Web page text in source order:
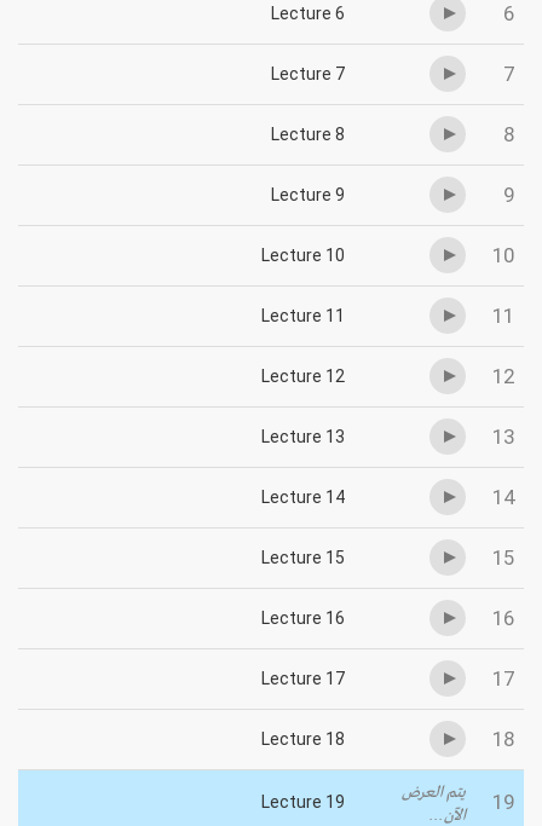
6
Lecture 6
7
Lecture 7
8
Lecture 8
9
Lecture 9
10
Lecture 10
11
Lecture 11
12
Lecture 12
13
Lecture 13
14
Lecture 14
15
Lecture 15
16
Lecture 16
17
Lecture 17
18
Lecture 18
19
يتم العرض
الآن...
Lecture 19